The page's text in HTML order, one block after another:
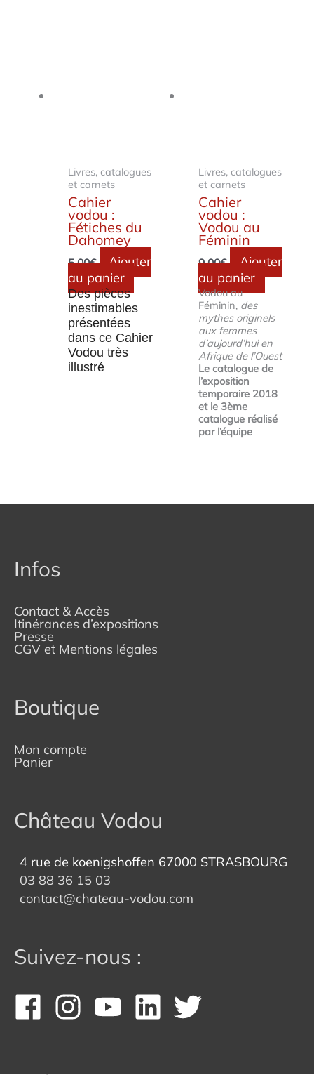
Livres, catalogues
et carnets
Cahier
vodou :
Fétiches du
Dahomey
5.00€
Ajouter
au panier
Des pièces
inestimables
présentées
dans ce Cahier
Vodou très
illustré
Livres, catalogues
et carnets
Cahier
vodou :
Vodou au
Féminin
9.00€
Ajouter
au panier
Vodou au
Féminin, des
mythes originels
aux femmes
d’aujourd’hui en
Afrique de l’Ouest
Le catalogue de
l’exposition
temporaire 2018
et le 3ème
catalogue réalisé
par l’équipe
Infos
Contact & Accès
Itinérances d’expositions
Presse
CGV et Mentions légales
Boutique
Mon compte
Panier
Château Vodou
4 rue de koenigshoffen 67000 STRASBOURG
03 88 36 15 03
contact@chateau-vodou.com
Suivez-nous :